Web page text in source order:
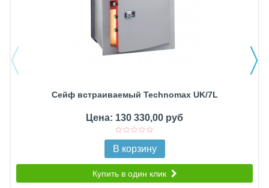
Сейф встраиваемый Technomax UK/7L
Цена: 130 330,00 руб
В корзину
Купить в один клик